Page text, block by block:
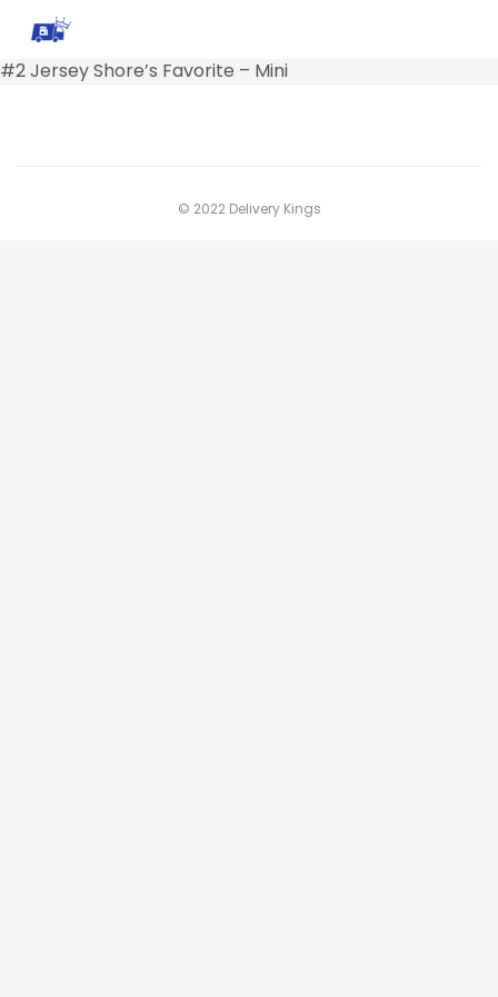
#2 Jersey Shore’s Favorite – Mini
© 2022 Delivery Kings